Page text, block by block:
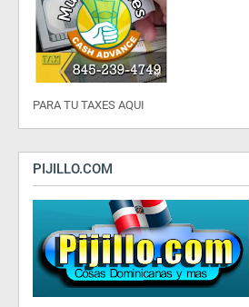
PARA TU TAXES AQUI
PIJILLO.COM